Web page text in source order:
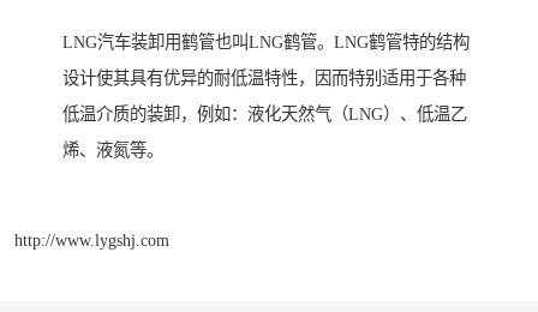
LNG汽车装卸用鹤管也叫LNG鹤管。LNG鹤管特的结构
设计使其具有优异的耐低温特性，因而特别适用于各种
低温介质的装卸，例如：液化天然气（LNG）、低温乙
烯、液氮等。
http://www.lygshj.com